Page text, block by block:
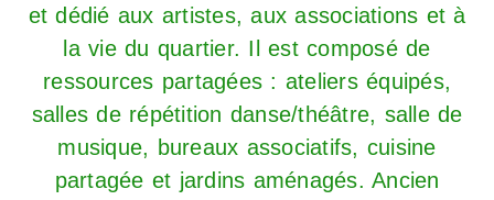
et dédié aux artistes, aux associations et à
la vie du quartier. Il est composé de
ressources partagées : ateliers équipés,
salles de répétition danse/théâtre, salle de
musique, bureaux associatifs, cuisine
partagée et jardins aménagés. Ancien